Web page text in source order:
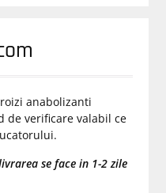
anabolizanti
de verificare valabil ce
se face in 1-2 zile